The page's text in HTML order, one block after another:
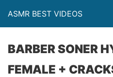
ASMR BEST VIDEOS
BARBER SONER
FEMALE +